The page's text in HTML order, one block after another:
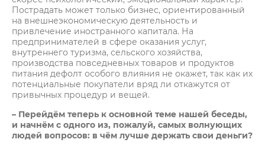
Пострадать может только бизнес, ориентированный
на внешнеэкономическую деятельность и
привлечение иностранного капитала. На
предпринимателей в сфере оказания услуг,
внутреннего туризма, сельского хозяйства,
производства повседневных товаров и продуктов
питания дефолт особого влияния не окажет, так как их
потенциальные покупатели вряд ли откажутся от
привычных процедур и вещей.
– Перейдём теперь к основной теме нашей беседы,
и начнём с одного из, пожалуй, самых волнующих
людей вопросов: в чём лучше держать свои деньги?